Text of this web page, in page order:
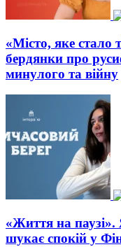
«Місто, яке стало
бердянки про
минулого та війну
«Життя на паузі».
шукає спокій у